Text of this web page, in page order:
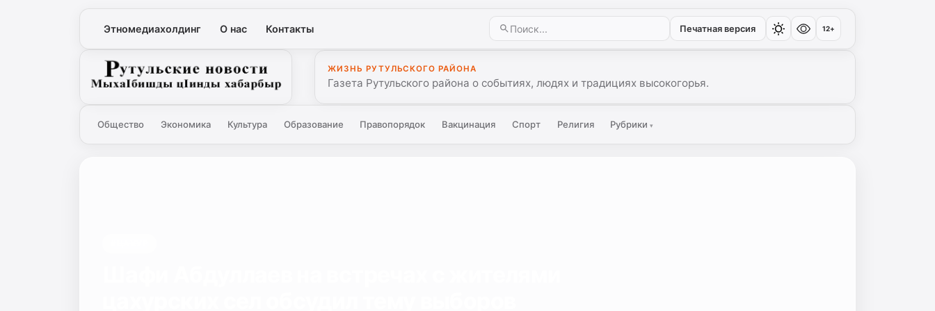
Этномедиахолдинг О нас Контакты Печатная версия 12+
Рутульские новости
ЖИЗНЬ РУТУЛЬСКОГО РАЙОНА
Газета Рутульского района о событиях, людях и традициях высокогорья.
Общество Экономика Культура Образование Правопорядок Вакцинация Спорт Религия Рубрики▾